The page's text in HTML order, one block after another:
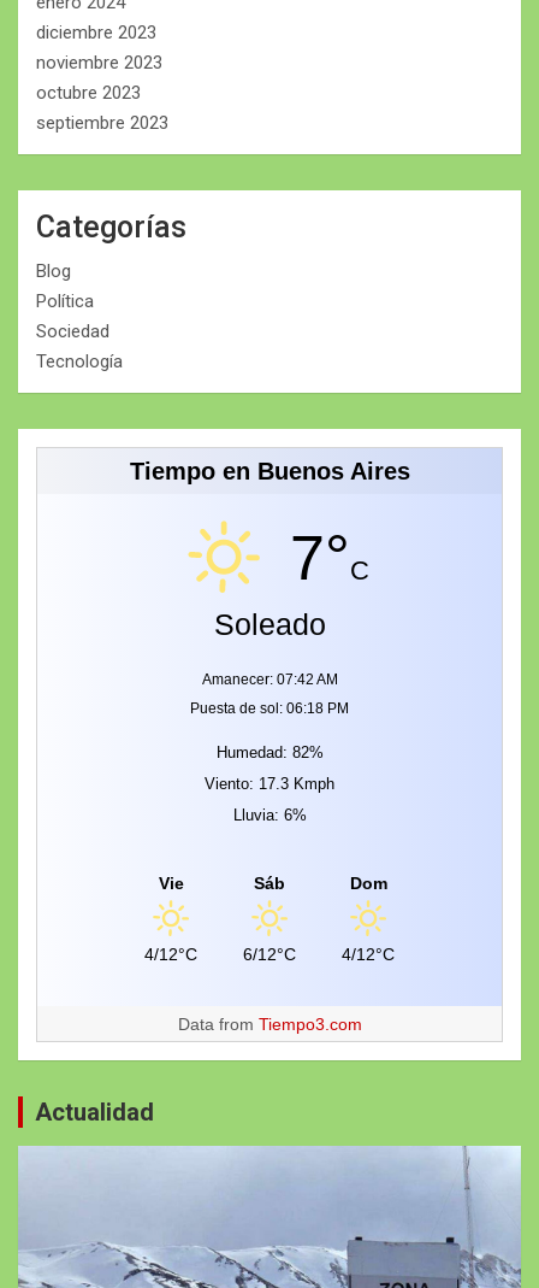
diciembre 2023
noviembre 2023
octubre 2023
septiembre 2023
Categorías
Blog
Política
Sociedad
Tecnología
Tiempo en Buenos Aires
7°C
Soleado
Amanecer: 07:42 AM
Puesta de sol: 06:18 PM
Humedad: 82%
Viento: 17.3 Kmph
Lluvia: 6%
Vie
4/12°C
Sáb
6/12°C
Dom
4/12°C
Data from Tiempo3.com
Actualidad